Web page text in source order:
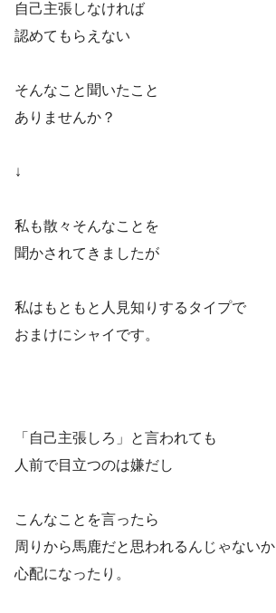
自己主張しなければ
認めてもらえない
そんなこと聞いたこと
ありませんか？
↓
私も散々そんなことを
聞かされてきましたが
私はもともと人見知りするタイプで
おまけにシャイです。
「自己主張しろ」と言われても
人前で目立つのは嫌だし
こんなことを言ったら
周りから馬鹿だと思われるんじゃないか
心配になったり。